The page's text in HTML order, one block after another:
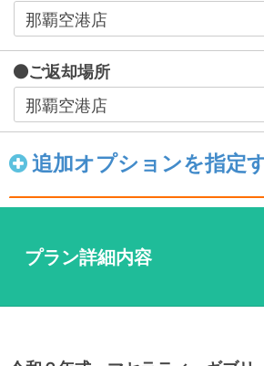
ご返却場所
追加オプションを指定
プラン詳細内容